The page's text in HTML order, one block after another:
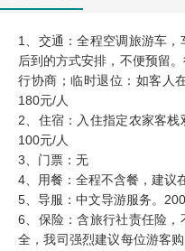
1、交通：全程空调旅游车
后到的方式安排，不便预留
行协商；临时退位：如客人
180元/人
2、住宿：入住指定农家客栈
100元/人
3、门票：无
4、用餐：全程不含餐，建议
5、导服：中文导游服务。
​6、保险：含旅行社责任险
全，我司强烈建议每位游客